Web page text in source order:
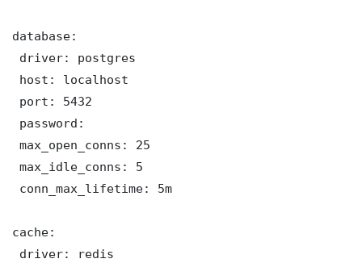
database:
driver: postgres
host: localhost
port: 5432
password:
max_open_conns: 25
max_idle_conns: 5
conn_max_lifetime: 5m
cache:
driver: redis